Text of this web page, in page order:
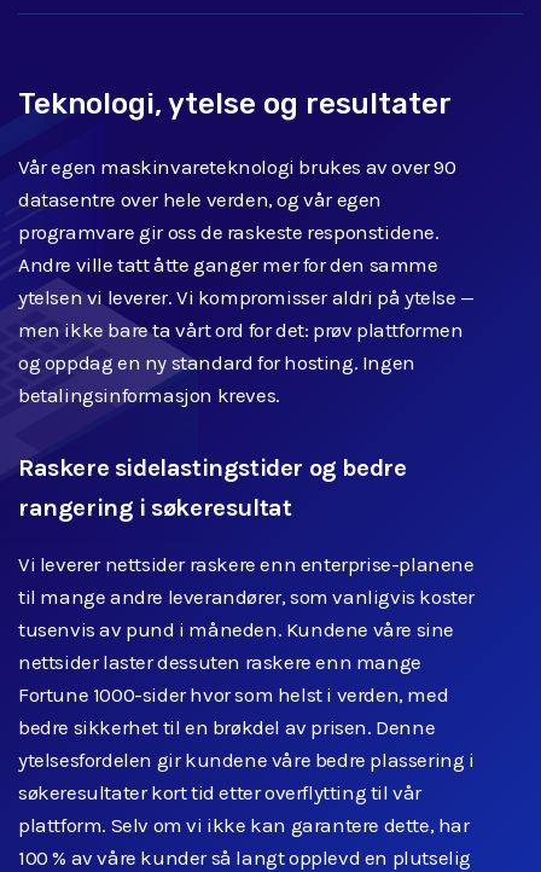
Teknologi, ytelse og resultater
Vår egen maskinvareteknologi brukes av over 90
datasentre over hele verden, og vår egen
programvare gir oss de raskeste responstidene.
Andre ville tatt åtte ganger mer for den samme
ytelsen vi leverer. Vi kompromisser aldri på ytelse —
men ikke bare ta vårt ord for det: prøv plattformen
og oppdag en ny standard for hosting. Ingen
betalingsinformasjon kreves.
Raskere sidelastingstider og bedre
rangering i søkeresultat
Vi leverer nettsider raskere enn enterprise-planene
til mange andre leverandører, som vanligvis koster
tusenvis av pund i måneden. Kundene våre sine
nettsider laster dessuten raskere enn mange
Fortune 1000-sider hvor som helst i verden, med
bedre sikkerhet til en brøkdel av prisen. Denne
ytelsesfordelen gir kundene våre bedre plassering i
søkeresultater kort tid etter overflytting til vår
plattform. Selv om vi ikke kan garantere dette, har
100 % av våre kunder så langt opplevd en plutselig